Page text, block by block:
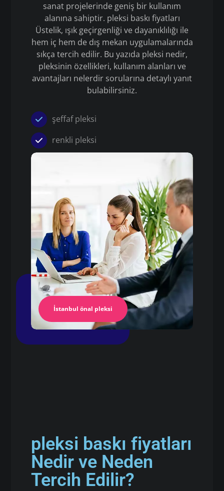
İstanbul önal pleksi
sanat projelerinde geniş bir kullanım
alanına sahiptir. pleksi baskı fiyatları
Üstelik, ışık geçirgenliği ve dayanıklılığı ile
hem iç hem de dış mekan uygulamalarında
sıkça tercih edilir. Bu yazıda pleksi nedir,
pleksinin özellikleri, kullanım alanları ve
avantajları nelerdir sorularına detaylı yanıt
bulabilirsiniz.
şeffaf pleksi
renkli pleksi
Pleksi Masa
İstanbul Pleksi
pleksi baskı fiyatları
Nedir ve Neden
Tercih Edilir?